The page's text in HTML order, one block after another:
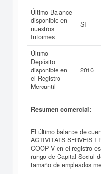
Último Balance
disponible en
nuestros
Informes
SI
Último
Depósito
disponible en
el Registro
Mercantil
2016
Resumen comercial:
El último balance de
ACTIVITATS SERVEIS I
COOP V en el registro
rango de Capital Social
tamaño de empleados